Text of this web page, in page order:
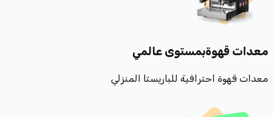
معدات قهوةبمستوى عالمي
معدات قهوة احترافية للباريستا المنزلي